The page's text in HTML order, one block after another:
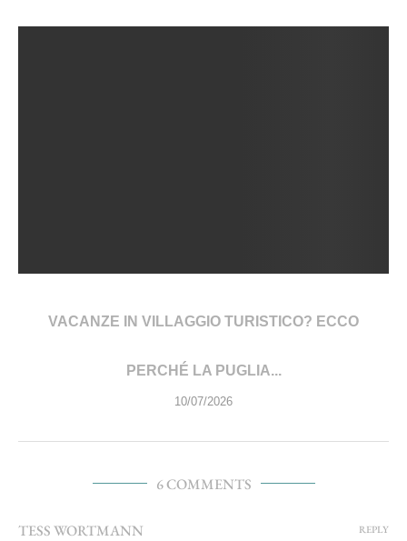
VACANZE IN VILLAGGIO TURISTICO? ECCO
PERCHÉ LA PUGLIA...
10/07/2026
6 COMMENTS
TESS WORTMANN REPLY